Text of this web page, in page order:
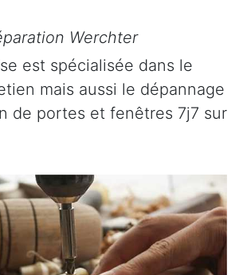
Werchter
est spécialisée dans le
mais aussi le dépannage
de portes et fenêtres 7j7 sur